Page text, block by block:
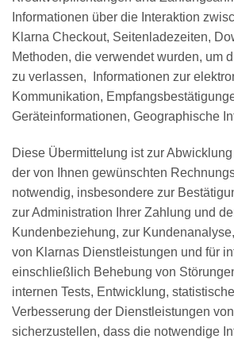
Informationen über die Interaktion
Klarna Checkout, Seitenladezeiten,
Methoden, die verwendet wurden, um
zu verlassen, Informationen zur
Kommunikation,
Geräteinformationen, Geographische
Diese Übermittelung ist zur
der von Ihnen gewünschten
notwendig, insbesondere zur
zur Administration Ihrer Zahlung und
Kundenbeziehung, zur
von Klarnas Dienstleistungen und für
einschließlich Behebung von
internen Tests, Entwicklung,
Verbesserung der Dienstleistungen
sicherzustellen, dass die notwendige